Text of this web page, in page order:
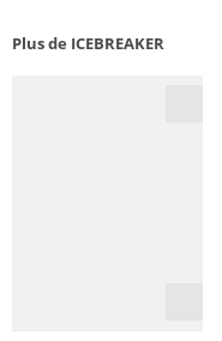
Plus de ICEBREAKER